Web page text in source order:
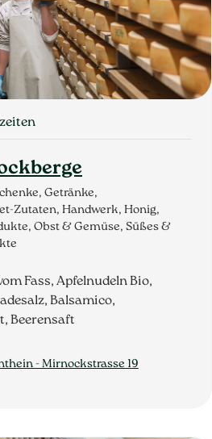
Getränke,
Zutaten, Handwerk, Honig,
Obst & Gemüse, Süßes &
Fass, Apfelnudeln Bio,
Balsamico,
Beerensaft
- Mirnockstrasse 19